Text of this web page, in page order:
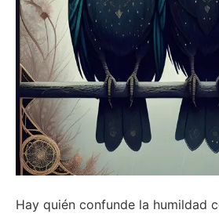
Hay quién confunde la humildad